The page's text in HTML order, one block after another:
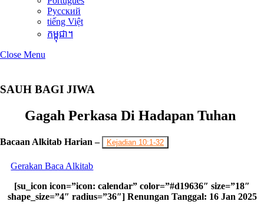
Русский
tiếng Việt
កម្ពុជា។
Close Menu
SAUH BAGI JIWA
Gagah Perkasa Di Hadapan Tuhan
Bacaan Alkitab Harian – Kejadian 10:1-32
Gerakan Baca Alkitab
[su_icon icon=”icon: calendar” color=”#d19636″ size=”18″
shape_size=”4″ radius=”36″] Renungan Tanggal: 16 Jan 2025